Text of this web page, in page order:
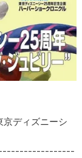
ディズニーシ